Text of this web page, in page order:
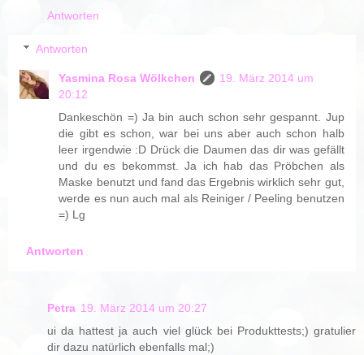
Antworten
Antworten
Yasmina Rosa Wölkchen
19. März 2014 um
20:12
Dankeschön =) Ja bin auch schon sehr gespannt. Jup
die gibt es schon, war bei uns aber auch schon halb
leer irgendwie :D Drück die Daumen das dir was gefällt
und du es bekommst. Ja ich hab das Pröbchen als
Maske benutzt und fand das Ergebnis wirklich sehr gut,
werde es nun auch mal als Reiniger / Peeling benutzen
=) Lg
Antworten
Petra 19. März 2014 um 20:27
ui da hattest ja auch viel glück bei Produkttests;) gratulier
dir dazu natürlich ebenfalls mal;)